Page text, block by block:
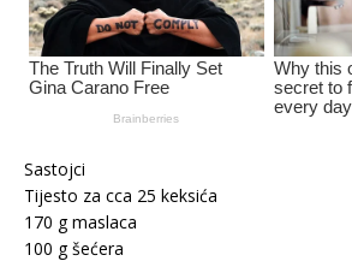
Sastojci
Tijesto za cca 25 keksića
170 g maslaca
100 g šećera